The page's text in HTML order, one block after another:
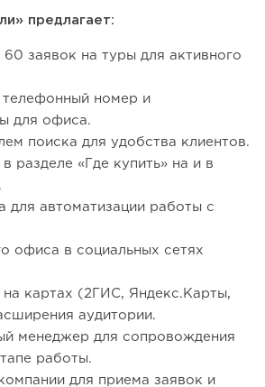
предлагает:
заявок на туры для активного
телефонный номер и
для офиса.
поиска для удобства клиентов.
разделе «Где купить» на и в
для автоматизации работы с
офиса в социальных сетях
картах (2ГИС, Яндекс.Карты,
аудитории.
менеджер для сопровождения
работы.
для приема заявок и